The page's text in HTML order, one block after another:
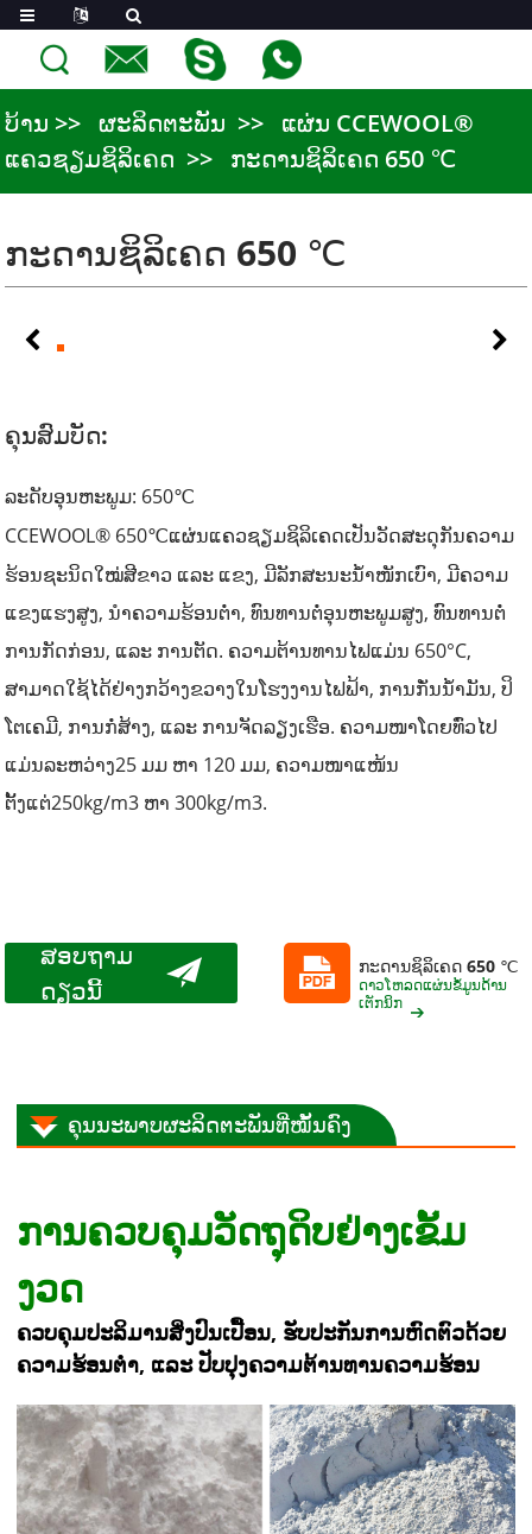
ບ້ານ ຜະລິດຕະພັນ
ແຜ່ນ CCEWOOL®
ແຄວຊຽມຊິລິເຄດ
ກະດານຊິລິເຄດ 650 ℃
ກະດານຊິລິເຄດ 650 ℃
ຄຸນສົມບັດ:
ລະດັບອຸນຫະພູມ: 650℃
CCEWOOL® 650℃ແຜ່ນແຄວຊຽມຊິລິເຄດເປັນວັດສະດຸກັນຄວາມ
ຮ້ອນຊະນິດໃໝ່ສີຂາວ ແລະ ແຂງ, ມີລັກສະນະນ້ຳໜັກເບົາ, ມີຄວາມ
ແຂງແຮງສູງ, ນຳຄວາມຮ້ອນຕ່ຳ, ທົນທານຕໍ່ອຸນຫະພູມສູງ, ທົນທານຕໍ່
ການກັດກ່ອນ, ແລະ ການຕັດ. ຄວາມຕ້ານທານໄຟແມ່ນ 650°C,
ສາມາດໃຊ້ໄດ້ຢ່າງກວ້າງຂວາງໃນໂຮງງານໄຟຟ້າ, ການກັ່ນນ້ຳມັນ, ປິ
ໂຕເຄມີ, ການກໍ່ສ້າງ, ແລະ ການຈັດລຽງເຮືອ. ຄວາມໜາໂດຍທົ່ວໄປ
ແມ່ນລະຫວ່າງ25 ມມ ຫາ 120 ມມ, ຄວາມໜາແໜ້ນ
ຕັ້ງແຕ່250kg/m3 ຫາ 300kg/m3.
ສອບຖາມ
ດຽວນີ້
ກະດານຊິລິເຄດ 650 ℃
ດາວໂຫລດແຜ່ນຂໍ້ມູນດ້ານ
ເຕັກນິກ
ຄຸນນະພາບຜະລິດຕະພັນທີ່ໝັ້ນຄົງ
ການຄວບຄຸມວັດຖຸດິບຢ່າງເຂັ້ມ
ງວດ
ຄວບຄຸມປະລິມານສິ່ງປົນເປື້ອນ, ຮັບປະກັນການຫົດຕົວດ້ວຍ
ຄວາມຮ້ອນຕໍ່າ, ແລະ ປັບປຸງຄວາມຕ້ານທານຄວາມຮ້ອນ